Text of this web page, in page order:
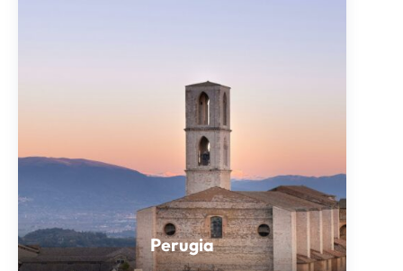
Perugia